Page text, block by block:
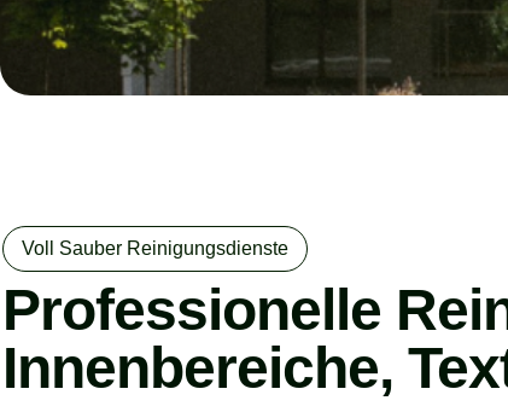
Voll Sauber Reinigungsdienste
Professionelle
Innenbereiche,